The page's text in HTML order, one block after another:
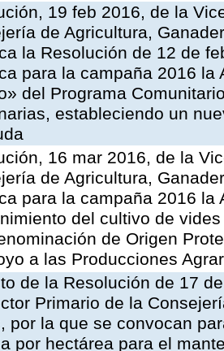
19 feb 2016, de la
de Agricultura,
la Resolución de 12 de
para la campaña 2016
del Programa
estableciendo un
16 mar 2016, de la
de Agricultura,
para la campaña 2016 la
del cultivo de
de Origen
a las Producciones
de la Resolución de 17
Primario de la
por la que se convocan
por hectárea para el